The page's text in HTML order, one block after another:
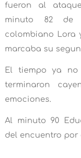
fueron al
minuto 82 de
colombiano Lora
marcaba su
El tiempo ya
terminaron
emociones.
Al minuto 90
del encuentro